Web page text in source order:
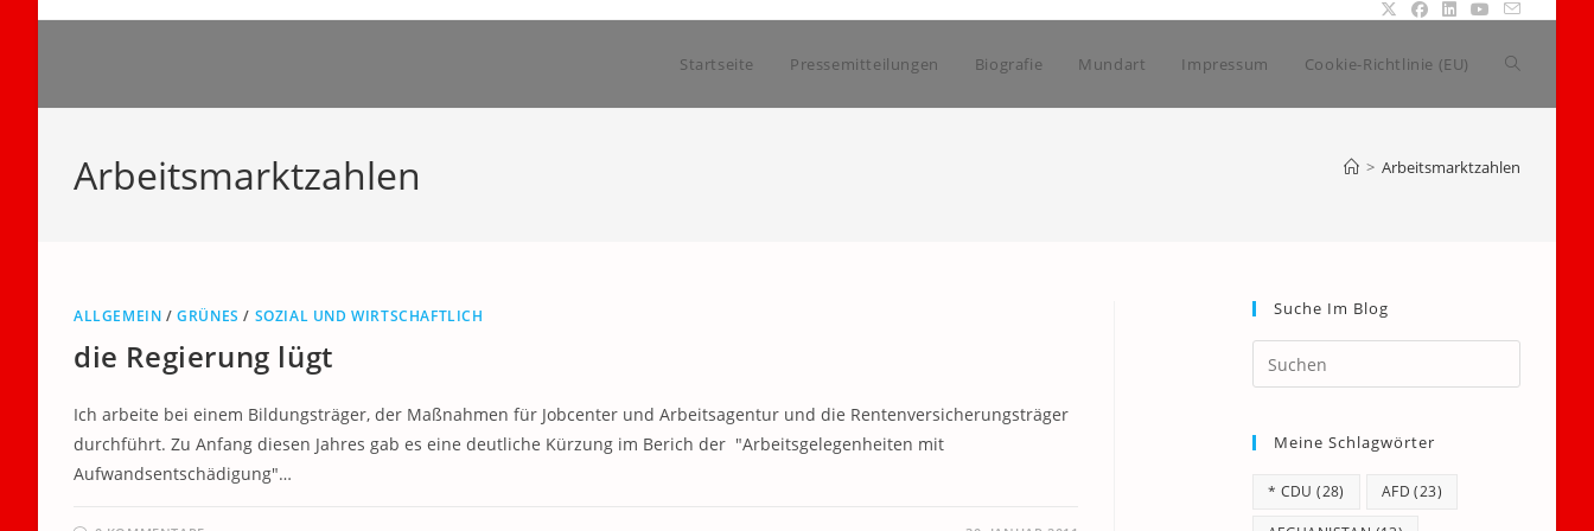
Startseite Pressemitteilungen Biografie Mundart Impressum Cookie-Richtlinie (EU) Website-
Arbeitsmarktzahlen > Arbeitsmarktzahlen
ALLGEMEIN /GRÜNES / SOZIAL UND WIRTSCHAFTLICH
die Regierung lügt
Ich arbeite bei einem Bildungsträger, der Maßnahmen für Jobcenter und Arbeitsagentur und die Rentenversicherungsträger
durchführt. Zu Anfang diesen Jahres gab es eine deutliche Kürzung im Berich der "Arbeitsgelegenheiten mit
Aufwandsentschädigung"…
Suche Im Blog
Escape
Meine Schlagwörter
* CDU (28) AFD (23)